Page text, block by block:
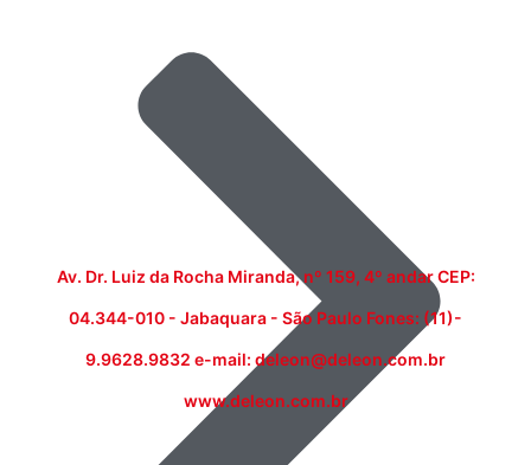
Av. Dr. Luiz da Rocha Miranda, nº 159, 4º andar CEP:
04.344-010 - Jabaquara - São Paulo Fones: (11)-
9.9628.9832 e-mail: deleon@deleon.com.br
www.deleon.com.br